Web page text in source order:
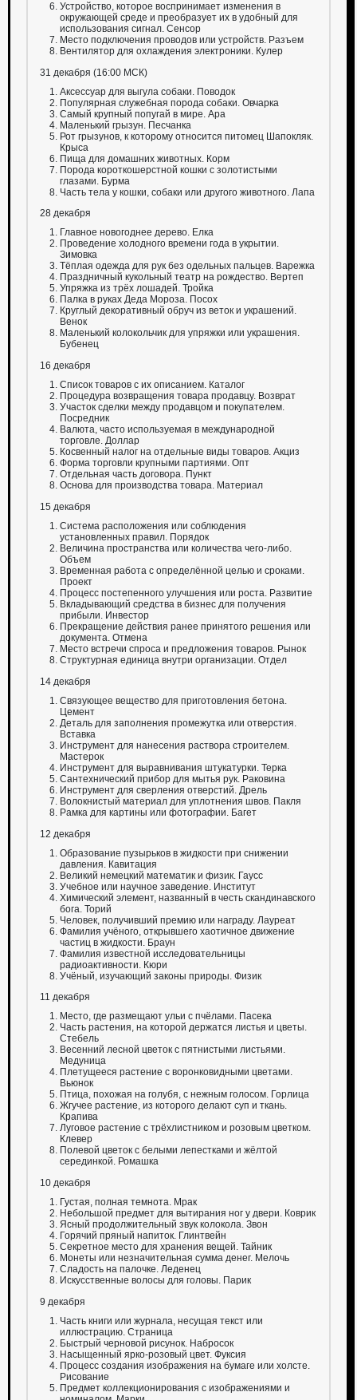
Устройство, которое воспринимает изменения в
окружающей среде и преобразует их в удобный для
использования сигнал. Сенсор
Место подключения проводов или устройств. Разъем
Вентилятор для охлаждения электроники. Кулер
31 декабря (16:00 МСК)
Аксессуар для выгула собаки. Поводок
Популярная служебная порода собаки. Овчарка
Самый крупный попугай в мире. Ара
Маленький грызун. Песчанка
Рот грызунов, к которому относится питомец Шапокляк.
Крыса
Пища для домашних животных. Корм
Порода короткошерстной кошки с золотистыми
глазами. Бурма
Часть тела у кошки, собаки или другого животного. Лапа
28 декабря
Главное новогоднее дерево. Елка
Проведение холодного времени года в укрытии.
Зимовка
Тёплая одежда для рук без одельных пальцев. Варежка
Праздничный кукольный театр на рождество. Вертеп
Упряжка из трёх лошадей. Тройка
Палка в руках Деда Мороза. Посох
Круглый декоративный обруч из веток и украшений.
Венок
Маленький колокольчик для упряжки или украшения.
Бубенец
16 декабря
Список товаров с их описанием. Каталог
Процедура возвращения товара продавцу. Возврат
Участок сделки между продавцом и покупателем.
Посредник
Валюта, часто используемая в международной
торговле. Доллар
Косвенный налог на отдельные виды товаров. Акциз
Форма торговли крупными партиями. Опт
Отдельная часть договора. Пункт
Основа для производства товара. Материал
15 декабря
Система расположения или соблюдения
установленных правил. Порядок
Величина пространства или количества чего-либо.
Объем
Временная работа с определённой целью и сроками.
Проект
Процесс постепенного улучшения или роста. Развитие
Вкладывающий средства в бизнес для получения
прибыли. Инвестор
Прекращение действия ранее принятого решения или
документа. Отмена
Место встречи спроса и предложения товаров. Рынок
Структурная единица внутри организации. Отдел
14 декабря
Связующее вещество для приготовления бетона.
Цемент
Деталь для заполнения промежутка или отверстия.
Вставка
Инструмент для нанесения раствора строителем.
Мастерок
Инструмент для выравнивания штукатурки. Терка
Сантехнический прибор для мытья рук. Раковина
Инструмент для сверления отверстий. Дрель
Волокнистый материал для уплотнения швов. Пакля
Рамка для картины или фотографии. Багет
12 декабря
Образование пузырьков в жидкости при снижении
давления. Кавитация
Великий немецкий математик и физик. Гаусс
Учебное или научное заведение. Институт
Химический элемент, названный в честь скандинавского
бога. Торий
Человек, получивший премию или награду. Лауреат
Фамилия учёного, открывшего хаотичное движение
частиц в жидкости. Браун
Фамилия известной исследовательницы
радиоактивности. Кюри
Учёный, изучающий законы природы. Физик
11 декабря
Место, где размещают ульи с пчёлами. Пасека
Часть растения, на которой держатся листья и цветы.
Стебель
Весенний лесной цветок с пятнистыми листьями.
Медуница
Плетущееся растение с воронковидными цветами.
Вьюнок
Птица, похожая на голубя, с нежным голосом. Горлица
Жгучее растение, из которого делают суп и ткань.
Крапива
Луговое растение с трёхлистником и розовым цветком.
Клевер
Полевой цветок с белыми лепестками и жёлтой
серединкой. Ромашка
10 декабря
Густая, полная темнота. Мрак
Небольшой предмет для вытирания ног у двери. Коврик
Ясный продолжительный звук колокола. Звон
Горячий пряный напиток. Глинтвейн
Секретное место для хранения вещей. Тайник
Монеты или незначительная сумма денег. Мелочь
Сладость на палочке. Леденец
Искусственные волосы для головы. Парик
9 декабря
Часть книги или журнала, несущая текст или
иллюстрацию. Страница
Быстрый черновой рисунок. Набросок
Насыщенный ярко-розовый цвет. Фуксия
Процесс создания изображения на бумаге или холсте.
Рисование
Предмет коллекционирования с изображениями и